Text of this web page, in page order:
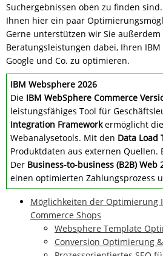
Suchergebnissen oben zu finden
Ihnen hier ein paar
Gerne unterstützen wir Sie außerdem
Beratungsleistungen dabei, Ihren
Google und Co. zu optimieren.
IBM Websphere 2026
Die IBM WebSphere Commerce
leistungsfähiges Tool für
Integration Frameworkermöglicht
Webanalysetools. Mit den Data Load
Produktdaten aus externen Quellen.
Der Business-to-business (B2B) Web
einen optimierten Zahlungsprozess
Möglichkeiten der Optimierung
Commerce Shops
Websphere Template
Conversion Optimierung &